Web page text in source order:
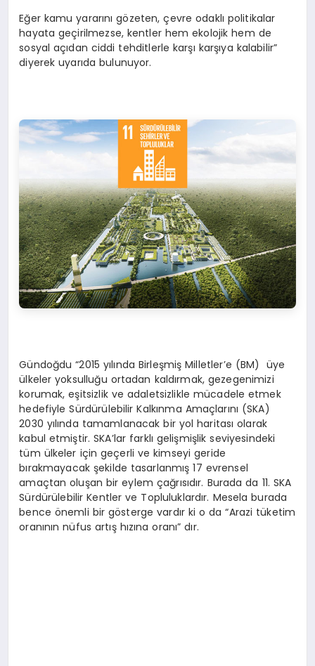
Eğer kamu yararını gözeten, çevre odaklı politikalar
hayata geçirilmezse, kentler hem ekolojik hem de
sosyal açıdan ciddi tehditlerle karşı karşıya kalabilir”
diyerek uyarıda bulunuyor.
Gündoğdu “2015 yılında Birleşmiş Milletler’e (BM) üye
ülkeler yoksulluğu ortadan kaldırmak, gezegenimizi
korumak, eşitsizlik ve adaletsizlikle mücadele etmek
hedefiyle Sürdürülebilir Kalkınma Amaçlarını (SKA)
2030 yılında tamamlanacak bir yol haritası olarak
kabul etmiştir. SKA’lar farklı gelişmişlik seviyesindeki
tüm ülkeler için geçerli ve kimseyi geride
bırakmayacak şekilde tasarlanmış 17 evrensel
amaçtan oluşan bir eylem çağrısıdır. Burada da 11. SKA
Sürdürülebilir Kentler ve Topluluklardır. Mesela burada
bence önemli bir gösterge vardır ki o da “Arazi tüketim
oranının nüfus artış hızına oranı” dır.